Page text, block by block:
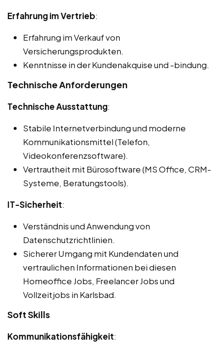
Erfahrung im Vertrieb:
Erfahrung im Verkauf von
Versicherungsprodukten.
Kenntnisse in der Kundenakquise und -bindung.
Technische Anforderungen
Technische Ausstattung:
Stabile Internetverbindung und moderne
Kommunikationsmittel (Telefon,
Videokonferenzsoftware).
Vertrautheit mit Bürosoftware (MS Office, CRM-
Systeme, Beratungstools).
IT-Sicherheit:
Verständnis und Anwendung von
Datenschutzrichtlinien.
Sicherer Umgang mit Kundendaten und
vertraulichen Informationen bei diesen
Homeoffice Jobs, Freelancer Jobs und
Vollzeitjobs in Karlsbad.
Soft Skills
Kommunikationsfähigkeit: